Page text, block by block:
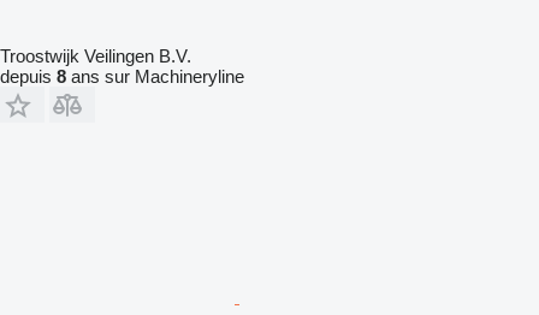
Troostwijk Veilingen B.V.
depuis 8 ans sur Machineryline